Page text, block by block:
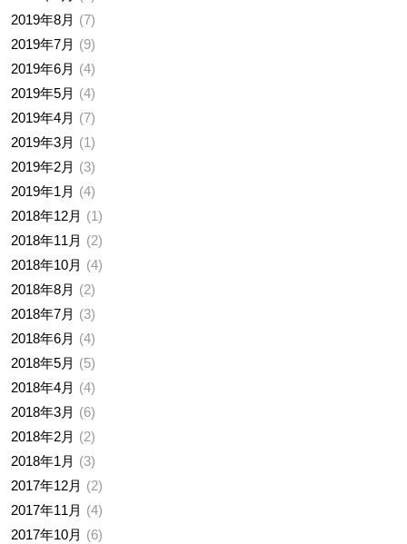
2019年8月
7
2019年7月
9
2019年6月
4
2019年5月
4
2019年4月
7
2019年3月
1
2019年2月
3
2019年1月
4
2018年12月
1
2018年11月
2
2018年10月
4
2018年8月
2
2018年7月
3
2018年6月
4
2018年5月
5
2018年4月
4
2018年3月
6
2018年2月
2
2018年1月
3
2017年12月
2
2017年11月
4
2017年10月
6